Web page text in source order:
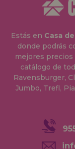
Estás en Casa
donde podrás
mejores
catálogo de
Ravensburger,
Jumbo, Trefl,